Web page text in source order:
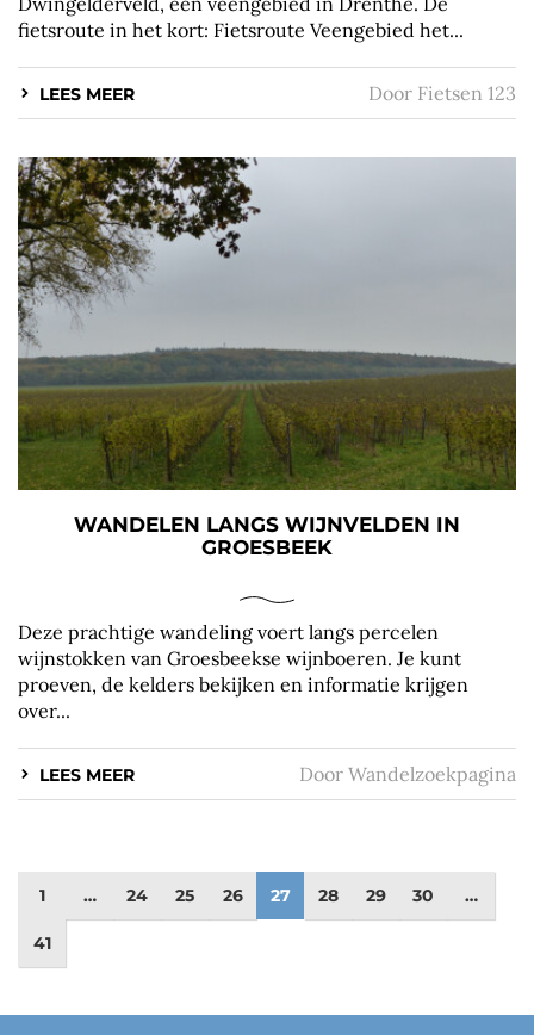
fietsroute in het kort: Fietsroute Veengebied het...
LEES MEER Door Fietsen 123
WANDELEN LANGS WIJNVELDEN IN
GROESBEEK
Deze prachtige wandeling voert langs percelen
wijnstokken van Groesbeekse wijnboeren. Je kunt
proeven, de kelders bekijken en informatie krijgen
over...
LEES MEER Door Wandelzoekpagina
1 … 24 25 26 27 28 29 30 …
41